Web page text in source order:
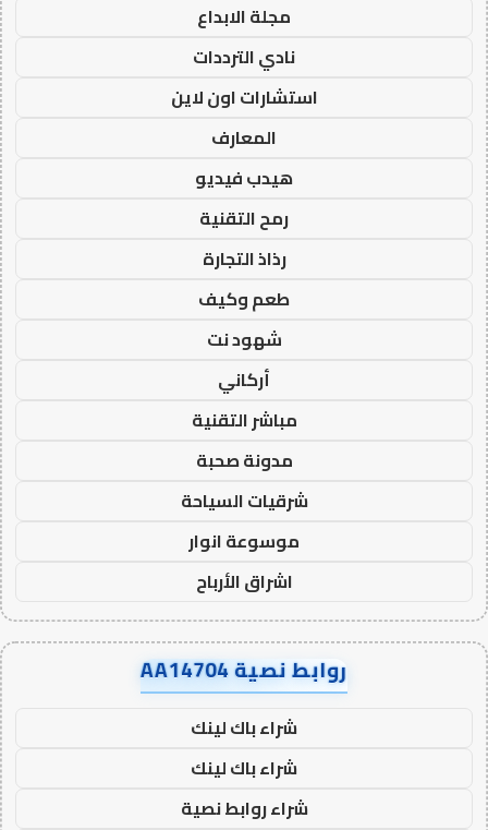
مجلة الابداع
نادي الترددات
استشارات اون لاين
المعارف
هيدب فيديو
رمح التقنية
رذاذ التجارة
طعم وكيف
شهود نت
أركاني
مباشر التقنية
مدونة صحبة
شرقيات السياحة
موسوعة انوار
اشراق الأرباح
روابط نصية AA14704
شراء باك لينك
شراء باك لينك
شراء روابط نصية